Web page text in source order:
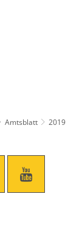
Amtsblatt
2019